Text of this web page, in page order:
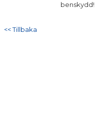
benskydd!
<< Tillbaka